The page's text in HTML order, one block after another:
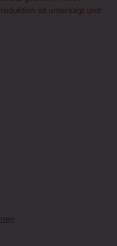
ist untersagt und